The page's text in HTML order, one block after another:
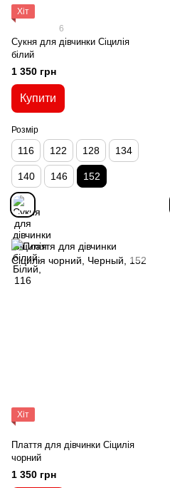
Хіт
6
Сукня для дівчинки Сіцилія
білий
1 350 грн
Купити
Розмір
116 122 128 134
140 146 152
Хіт
Плаття для дівчинки Сіцилія
чорний
1 350 грн